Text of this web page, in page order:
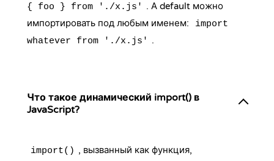
{ foo } from './x.js' . А default можно
импортировать под любым именем:
import
whatever from './x.js' .
Что такое динамический import() в
JavaScript?
import() , вызванный как функция,